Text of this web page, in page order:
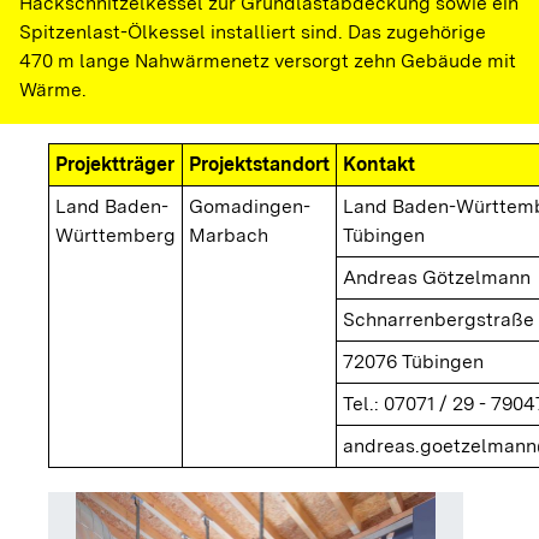
Spitzenlast-Ölkessel installiert sind. Das zugehörige
470 m lange Nahwärmenetz versorgt zehn Gebäude mit
Wärme.
Projektträger Projektstandort
Kontakt
Land Baden-
Württemberg
Gomadingen-
Marbach
Land Baden-
Tübingen
Andreas Götzelmann
Schnarrenbergstraße
72076 Tübingen
Tel.: 07071 / 29 -